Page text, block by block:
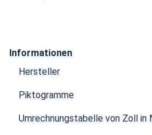
Informationen
Hersteller
Piktogramme
Umrechnungstabelle von Zoll in